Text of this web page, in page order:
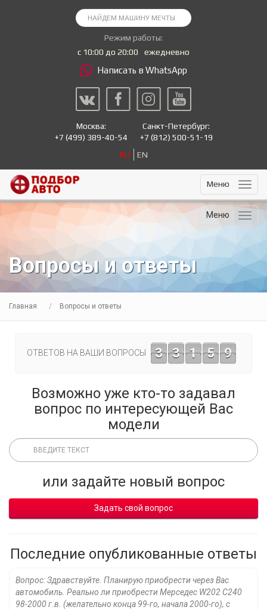
Режим работы:
с 10:00 до 20:00
ежедневно
Написать в WhatsApp
Москва:
+7 (499) 389-40-54
Санкт-Петербург:
+7 (812) 500-51-19
RU
EN
Меню
Меню
Вопросы и ответы
Главная Вопросы и ответы
ОТВЕТОВ НА ВАШИ ВОПРОСЫ 3 3 1 5 9
Возможно уже кто-то задавал
вопрос по интересующей Вас
модели
или задайте новый вопрос
Задать свой вопрос
Последние опубликованные ответы
Вопрос: Здравствуйте. Планирую приобрести через Вас
автомобиль. Реально ли приобрести Мерседес W202 С240
98-2000 г.в. (желательно конца 99-го, начала 2000-го), с